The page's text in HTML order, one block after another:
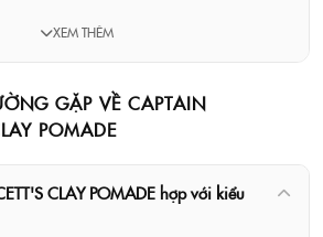
cấu (volume & texture): Lý tưởng
bù tự nhiên với độ xốp dễ chạm.
Phù hợp với nhiều kiểu tóc khác nhau,
XEM THÊM
GẶP VỀ CAPTAIN
POMADE
CLAY POMADE hợp với kiểu